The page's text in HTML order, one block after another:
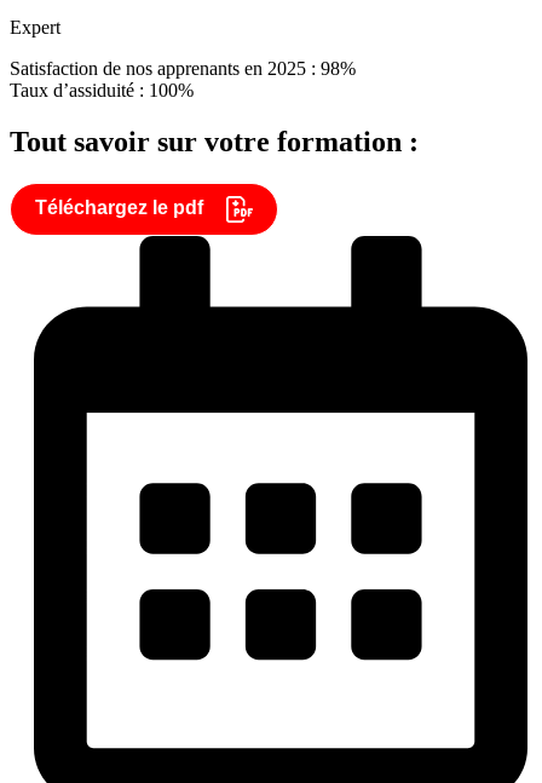
Expert
Satisfaction de nos apprenants en 2025 : 98%
Taux d’assiduité : 100%
Tout savoir sur votre formation :
Téléchargez le pdf